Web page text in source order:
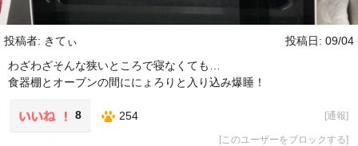
投稿者: きてぃ
投稿日: 09/04
わざわざそんな狭いところで寝なくても…
食器棚とオーブンの間ににょろりと入り込み爆睡！
8 254 [通報]
[このユーザーをブロックする]